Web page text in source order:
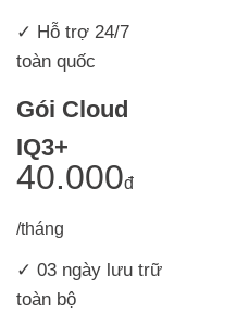
✓ Hỗ trợ 24/7
toàn quốc
Gói Cloud
IQ3+
40.000đ
/tháng
✓ 03 ngày lưu trữ
toàn bộ